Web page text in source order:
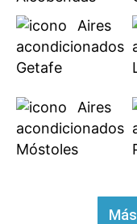
Aires
acondicionados
Getafe
Aires
acondicionados
Móstoles